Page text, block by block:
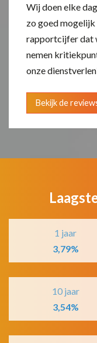
Wij doen elke
zo goed
rapportcijfer dat
nemen
onze
Bekijk de
1 jaar
3,79%
10 jaar
3,54%